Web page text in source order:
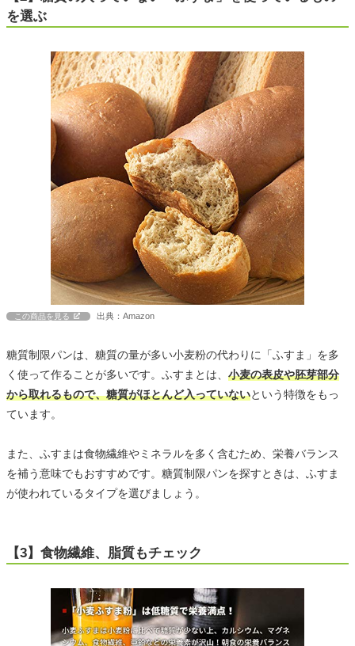
を選ぶ
この商品を見る 出典：Amazon
糖質制限パンは、糖質の量が多い小麦粉の代わりに「ふすま」を多
く使って作ることが多いです。ふすまとは、 小麦の表皮や胚芽部分
から取れるもので、糖質がほとんど入っていないという特徴をもっ
ています。
また、ふすまは食物繊維やミネラルを多く含むため、栄養バランス
を補う意味でもおすすめです。糖質制限パンを探すときは、ふすま
が使われているタイプを選びましょう。
【3】食物繊維、脂質もチェック